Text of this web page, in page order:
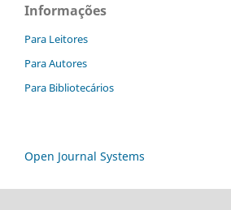
Informações
Para Leitores
Para Autores
Para Bibliotecários
Open Journal Systems